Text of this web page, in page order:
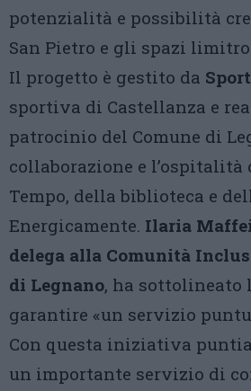
potenzialità e possibilità
San Pietro e gli spazi
Il progetto è gestito da
sportiva di Castellanza e
patrocinio del Comune di
collaborazione e l’ospitalità
Tempo, della biblioteca e
Energicamente. Ilaria
delega alla Comunità
di Legnano, ha sottolineato
garantire «un servizio
Con questa iniziativa
un importante servizio di